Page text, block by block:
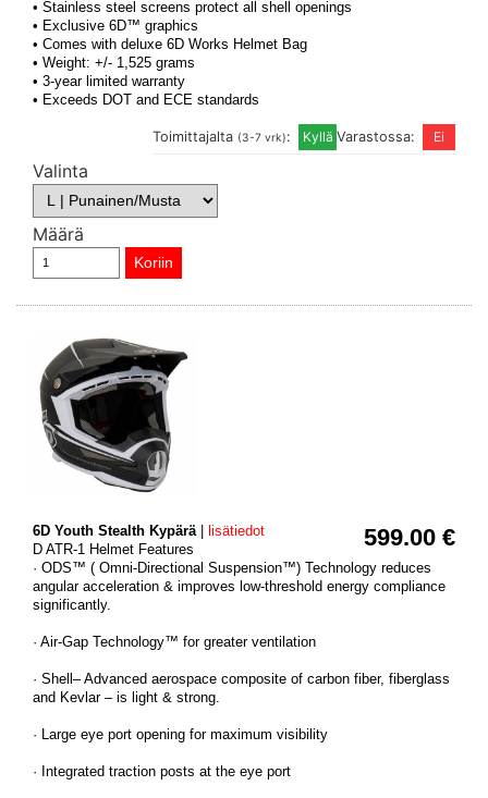
• Stainless steel screens protect all shell openings
• Exclusive 6D™ graphics
• Comes with deluxe 6D Works Helmet Bag
• Weight: +/- 1,525 grams
• 3-year limited warranty
• Exceeds DOT and ECE standards
Varastossa:
Toimittajalta (3-7 vrk):
Valinta
Määrä
599.00 €
6D Youth Stealth Kypärä
lisätiedot
D ATR-1 Helmet Features
· ODS™ ( Omni-Directional Suspension™) Technology reduces
angular acceleration & improves low-threshold energy compliance
significantly.
· Air-Gap Technology™ for greater ventilation
· Shell– Advanced aerospace composite of carbon fiber, fiberglass
and Kevlar – is light & strong.
· Large eye port opening for maximum visibility
· Integrated traction posts at the eye port